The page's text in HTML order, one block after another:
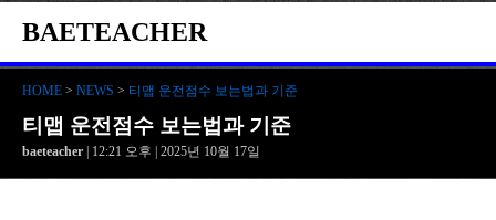
BAETEACHER
HOME > NEWS > 티맵 운전점수 보는법과 기준
티맵 운전점수 보는법과 기준
baeteacher | 12:21 오후 | 2025년 10월 17일